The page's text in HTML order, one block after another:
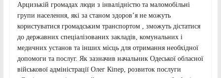
Арцизькій громадах люди з інвалідністю та маломобільні
групи населення, які за станом здоров’я не можуть
користуватися громадським транспортом , зможуть дістатися
до державних спеціалізованих закладів, комунальних і
медичних установ та інших місць для отримання необхідної
допомоги та послуг. Як зазначив начальник Одеської обласної
військової адміністрації Олег Кіпер, розвиток послуги